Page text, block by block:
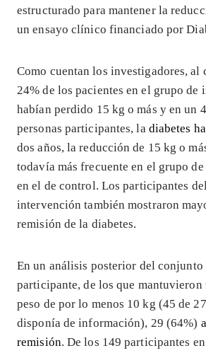
estructurado para mantener la
un ensayo clínico financiado por
Como cuentan los investigadores, al
24% de los pacientes en el grupo de
habían perdido 15 kg o más y en un
personas participantes, la diabetes
dos años, la reducción de 15 kg o
todavía más frecuente en el grupo
en el de control. Los participantes
intervención también mostraron
remisión de la diabetes.
En un análisis posterior del
participante, de los que mantuvieron
peso de por lo menos 10 kg (45 de
disponía de información), 29 (64%)
remisión. De los 149 participantes